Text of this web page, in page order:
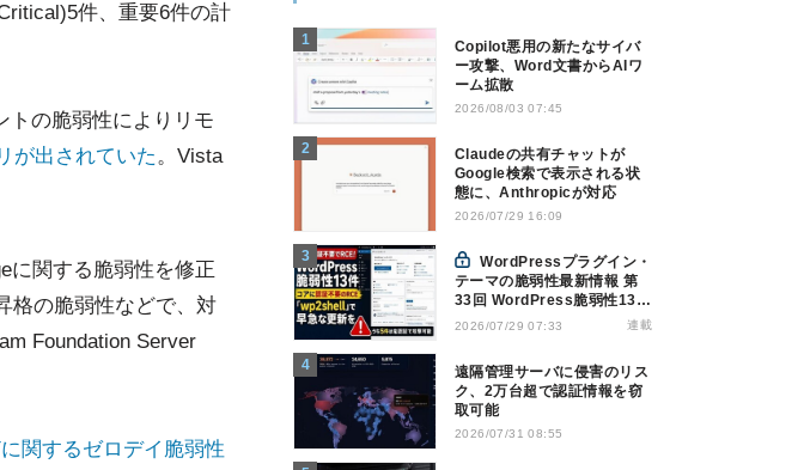
件、重要6件の計
トの脆弱性によりリモ
が出されていた。Vista
に関する脆弱性を修正
格の脆弱性などで、対
Foundation Server
関するゼロデイ脆弱性
Copilot悪用の新たなサイバ
ー攻撃、Word文書からAIワ
ーム拡散
2026/08/03 07:45
Claudeの共有チャットが
Google検索で表示される状
態に、Anthropicが対応
2026/07/29 16:09
WordPressプラグイン・
テーマの脆弱性最新情報 第
33回 WordPress脆弱性13
件、コアに認証不要RCE
2026/07/29 07:33 連載
遠隔管理サーバに侵害のリス
ク、2万台超で認証情報を窃
取可能
2026/07/31 08:55